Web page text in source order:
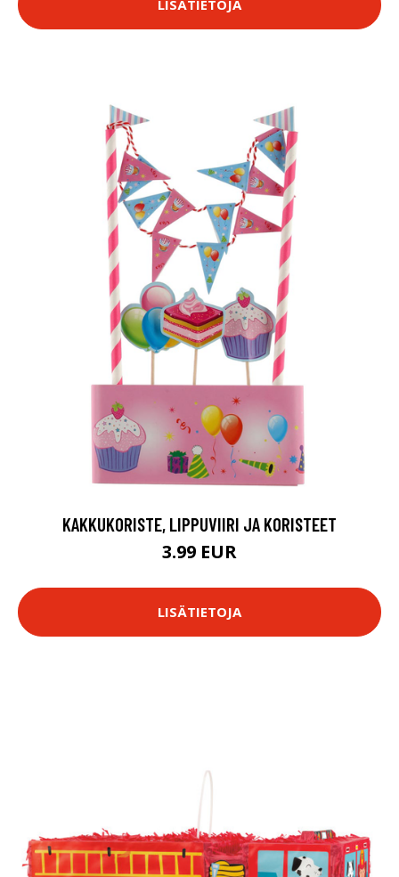
LISÄTIETOJA
KAKKUKORISTE, LIPPUVIIRI JA KORISTEET
3.99 EUR
LISÄTIETOJA